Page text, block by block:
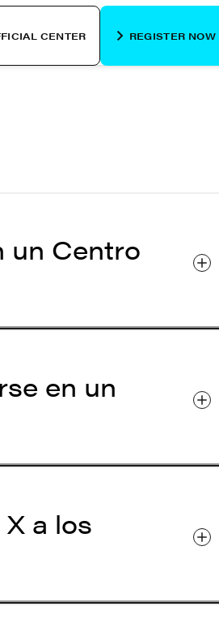
CENTER REGISTER NOW
un Centro
en un
a los